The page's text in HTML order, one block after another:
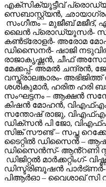
എക്സിക്യൂട്ടീവ്
സെബാസ്റ്റ്യൻ,
സംഗീതം – മുജീബ് മജീദ്,
ലൈൻ പ്രൊഡ്യൂസർ-
കൺട്രോളർ- അരോമ
ഡിസൈനർ- ഷാജി
രാജാകൃഷ്ണൻ, ചീഫ്
മേക്കപ്പ്- അമൽ ചന്ദ്രൻ,
വസ്ത്രാലങ്കാരം-
ശശികുമാർ, ഹരിത ഹരി
സംഘട്ടനം – ആക്ഷൻ
കിഷൻ മോഹൻ,
സന്തോഷ് രാജു,
ഡിക്സൻ പി ജോ,
സിങ്ക് സൗണ്ട് – സപ്ത
ടൈറ്റിൽ ഡിസൈൻ –
ഡിസൈൻസ്- ആൻ്റണി
ഡിജിറ്റൽ
ഡിസ്ട്രിബൂഷൻ
പിആർഓ – വൈശാഖ് സി